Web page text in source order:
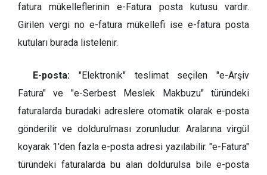
fatura mükelleflerinin e-Fatura posta kutusu vardır.
Girilen vergi no e-fatura mükellefi ise e-fatura posta
kutuları burada listelenir.
E-posta: "Elektronik" teslimat seçilen "e-Arşiv
Fatura" ve "e-Serbest Meslek Makbuzu" türündeki
faturalarda buradaki adreslere otomatik olarak e-posta
gönderilir ve doldurulması zorunludur. Aralarına virgül
koyarak 1'den fazla e-posta adresi yazılabilir. "e-Fatura"
türündeki faturalarda bu alan doldurulsa bile e-posta